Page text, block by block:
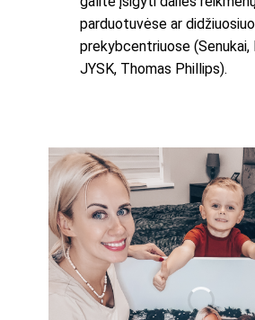
parduotuvėse ar
prekybcentriuose (Senukai,
JYSK, Thomas Phillips).